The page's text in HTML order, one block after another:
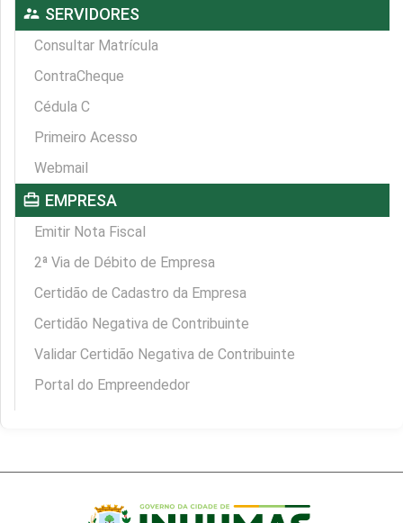
supervisor_account SERVIDORES
Consultar Matrícula
ContraCheque
Cédula C
Primeiro Acesso
Webmail
card_travel EMPRESA
Emitir Nota Fiscal
2ª Via de Débito de Empresa
Certidão de Cadastro da Empresa
Certidão Negativa de Contribuinte
Validar Certidão Negativa de Contribuinte
Portal do Empreendedor